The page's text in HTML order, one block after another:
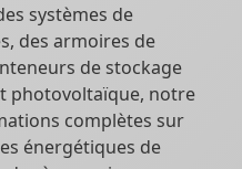
systèmes de
des armoires de
de stockage
photovoltaïque, notre
complètes sur
énergétiques de